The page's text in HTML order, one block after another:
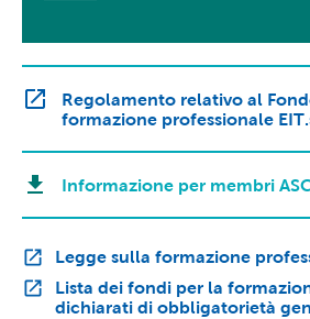
Regolamento relativo al
formazione professionale
Informazione per membri
Legge sulla formazione
Lista dei fondi per la
dichiarati di obbligatorietà